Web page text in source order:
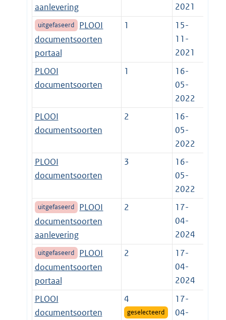
aanlevering
2021
uitgefaseerd
PLOOI
documentsoorten
portaal
1
15-
11-
2021
PLOOI
documentsoorten
1
16-
05-
2022
PLOOI
documentsoorten
2
16-
05-
2022
PLOOI
documentsoorten
3
16-
05-
2022
uitgefaseerd
PLOOI
documentsoorten
aanlevering
2
17-
04-
2024
uitgefaseerd
PLOOI
documentsoorten
portaal
2
17-
04-
2024
PLOOI
documentsoorten
4
geselecteerd
17-
04-